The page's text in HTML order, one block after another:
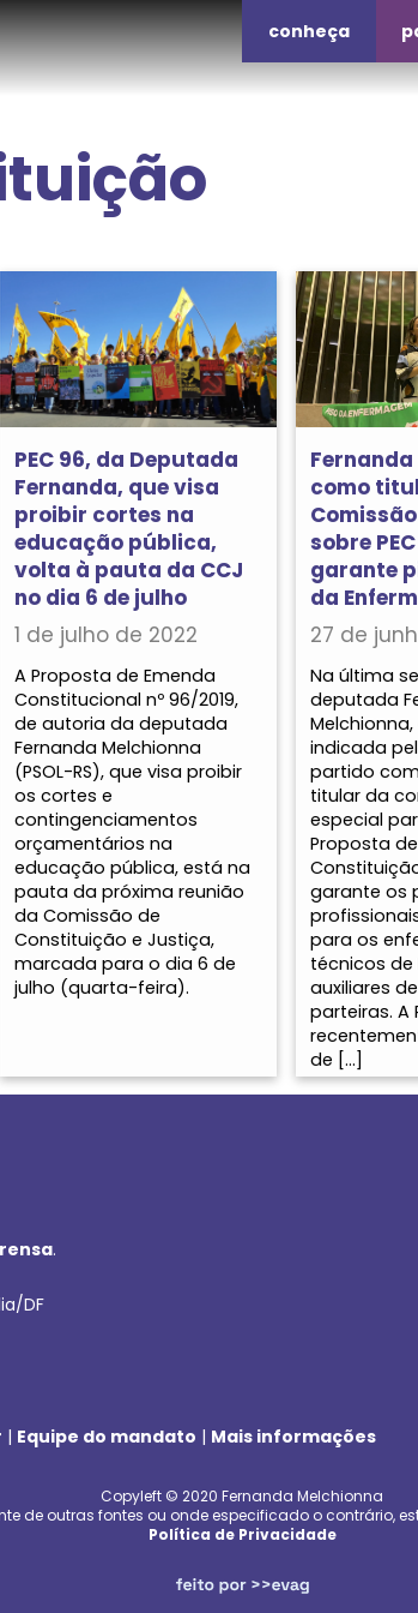
conheça
PEC 96, da Deputada
Fernanda, que visa
proibir cortes na
educação pública,
volta à pauta da CCJ
no dia 6 de julho
1 de julho de 2022
A Proposta de Emenda
Constitucional nº 96/2019,
de autoria da deputada
Fernanda Melchionna
(PSOL-RS), que visa proibir
os cortes e
contingenciamentos
orçamentários na
educação pública, está na
pauta da próxima reunião
da Comissão de
Constituição e Justiça,
marcada para o dia 6 de
julho (quarta-feira).
como
sobre PEC
garante
da
27 de
Na última
deputada
Melchionna,
indicada
partido
titular da
especial
Proposta
garante os
para os
técnicos de
auxiliares
parteiras. A
de […]
.
DF
| Equipe do mandato | Mais informações
Copyleft © 2020 Fernanda Melchionna
de outras fontes ou onde especificado o contrário,
Política de Privacidade